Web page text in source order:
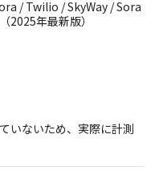
/ Twilio / SkyWay / Sora
年最新版）
いないため、実際に計測